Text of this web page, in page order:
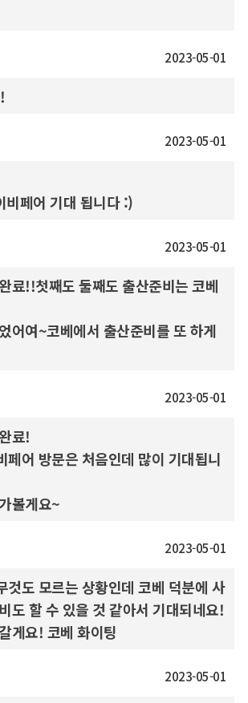
2023-05-01
2023-05-01
비페어 기대 됩니다 :)
2023-05-01
료!!첫째도 둘째도 출산준비는 코베
어여~코베에서 출산준비를 또 하게
2023-05-01
료!
페어 방문은 처음인데 많이 기대됩니
볼게요~
2023-05-01
것도 모르는 상황인데 코베 덕분에 사
도 할 수 있을 것 같아서 기대되네요!
게요! 코베 화이팅
2023-05-01